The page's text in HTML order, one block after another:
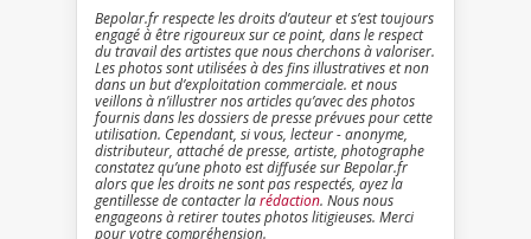
Bepolar.fr respecte les droits d’auteur et s’est toujours
engagé à être rigoureux sur ce point, dans le respect
du travail des artistes que nous cherchons à valoriser.
Les photos sont utilisées à des fins illustratives et non
dans un but d’exploitation commerciale. et nous
veillons à n’illustrer nos articles qu’avec des photos
fournis dans les dossiers de presse prévues pour cette
utilisation. Cependant, si vous, lecteur - anonyme,
distributeur, attaché de presse, artiste, photographe
constatez qu’une photo est diffusée sur Bepolar.fr
alors que les droits ne sont pas respectés, ayez la
gentillesse de contacter larédaction. Nous nous
engageons à retirer toutes photos litigieuses. Merci
pour votre compréhension.